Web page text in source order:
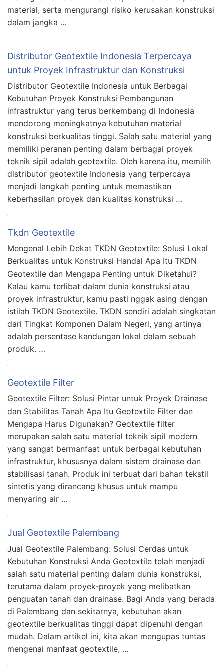
material, serta mengurangi risiko kerusakan konstruksi
dalam jangka …
Distributor Geotextile Indonesia Terpercaya
untuk Proyek Infrastruktur dan Konstruksi
Distributor Geotextile Indonesia untuk Berbagai
Kebutuhan Proyek Konstruksi Pembangunan
infrastruktur yang terus berkembang di Indonesia
mendorong meningkatnya kebutuhan material
konstruksi berkualitas tinggi. Salah satu material yang
memiliki peranan penting dalam berbagai proyek
teknik sipil adalah geotextile. Oleh karena itu, memilih
distributor geotextile Indonesia yang terpercaya
menjadi langkah penting untuk memastikan
keberhasilan proyek dan kualitas konstruksi …
Tkdn Geotextile
Mengenal Lebih Dekat TKDN Geotextile: Solusi Lokal
Berkualitas untuk Konstruksi Handal Apa Itu TKDN
Geotextile dan Mengapa Penting untuk Diketahui?
Kalau kamu terlibat dalam dunia konstruksi atau
proyek infrastruktur, kamu pasti nggak asing dengan
istilah TKDN Geotextile. TKDN sendiri adalah singkatan
dari Tingkat Komponen Dalam Negeri, yang artinya
adalah persentase kandungan lokal dalam sebuah
produk. …
Geotextile Filter
Geotextile Filter: Solusi Pintar untuk Proyek Drainase
dan Stabilitas Tanah Apa Itu Geotextile Filter dan
Mengapa Harus Digunakan? Geotextile filter
merupakan salah satu material teknik sipil modern
yang sangat bermanfaat untuk berbagai kebutuhan
infrastruktur, khususnya dalam sistem drainase dan
stabilisasi tanah. Produk ini terbuat dari bahan tekstil
sintetis yang dirancang khusus untuk mampu
menyaring air …
Jual Geotextile Palembang
Jual Geotextile Palembang: Solusi Cerdas untuk
Kebutuhan Konstruksi Anda Geotextile telah menjadi
salah satu material penting dalam dunia konstruksi,
terutama dalam proyek-proyek yang melibatkan
penguatan tanah dan drainase. Bagi Anda yang berada
di Palembang dan sekitarnya, kebutuhan akan
geotextile berkualitas tinggi dapat dipenuhi dengan
mudah. Dalam artikel ini, kita akan mengupas tuntas
mengenai manfaat geotextile, …